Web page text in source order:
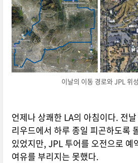
이날의 이동 경로와 JPL 위
언제나 상쾌한 LA의 아침이다. 전
리우드에서 하루 종일 피곤하도록
있었지만, JPL 투어를 오전으로 예
여유를 부리지는 못했다.